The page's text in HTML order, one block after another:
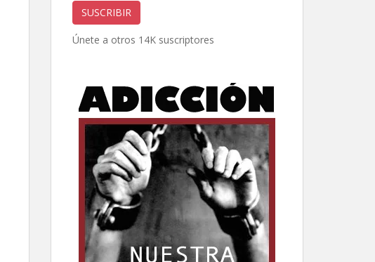
correo
electrónico
SUSCRIBIR
Únete a otros 14K suscriptores